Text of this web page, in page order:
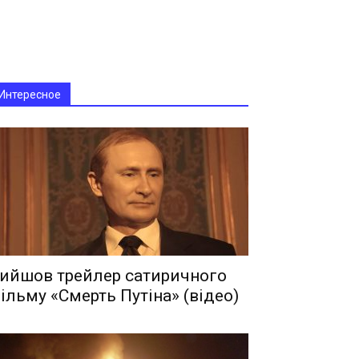
трейлер сатиричного
«Смерть Путіна» (відео)